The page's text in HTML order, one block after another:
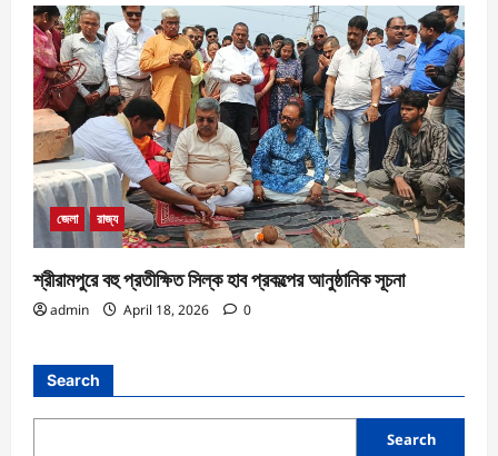
জেলা রাজ্য
শ্রীরামপুরে বহু প্রতীক্ষিত সিল্ক হাব প্রকল্পের আনুষ্ঠানিক সূচনা
admin April 18, 2026 0
Search
Search